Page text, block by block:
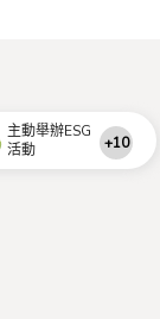
主動舉辦ESG
活動
+10